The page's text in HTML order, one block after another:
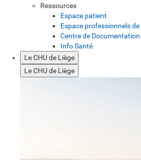
Ressources
Espace patient
Espace professionnels
Centre de Documentation
Info Santé
Le CHU de Liège
Le CHU de Liège